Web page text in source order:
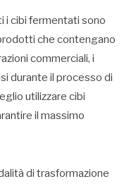
i cibi fermentati sono
che contengano
commerciali, i
durante il processo di
utilizzare cibi
il massimo
di trasformazione